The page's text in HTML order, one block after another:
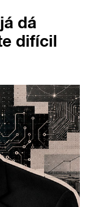
dá
difícil